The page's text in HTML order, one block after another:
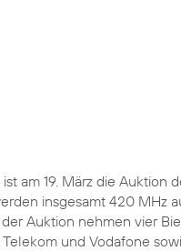
am 19. März die Auktion
insgesamt 420 MHz
Auktion nehmen vier
und Vodafone